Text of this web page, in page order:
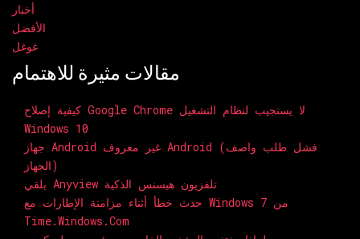
أخبار
الأفضل
غوغل
مقالات مثيرة للاهتمام
كيفية إصلاح Google Chrome لا يستجيب لنظام التشغيل
Windows 10
جهاز Android غير معروف Android (فشل طلب واصف
الجهاز)
يلقي Anyview تلفزيون هيسنس الذكية
حدث خطأ أثناء مزامنة الإطارات مع Windows 7 من
Time.windows.com